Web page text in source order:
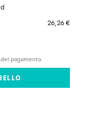
26,26 €
pagamento.